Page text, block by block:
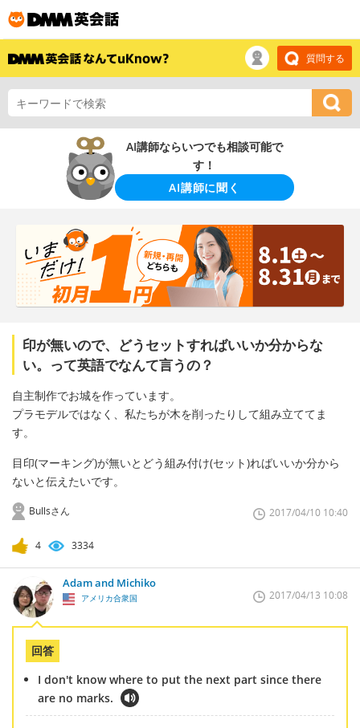
質問する
AI講師ならいつでも相談可能で
す！
AI講師に聞く
印が無いので、どうセットすればいいか分からな
い。って英語でなんて言うの？
自主制作でお城を作っています。
プラモデルではなく、私たちが木を削ったりして組み立ててま
す。
目印(マーキング)が無いとどう組み付け(セット)ればいいか分から
ないと伝えたいです。
Bullsさん 2017/04/10 10:40
4 3334
Adam and Michiko
アメリカ合衆国 2017/04/13 10:08
回答
I don't know where to put the next part since there
are no marks.